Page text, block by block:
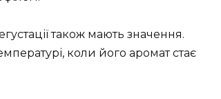
також мають значення.
коли його аромат стає